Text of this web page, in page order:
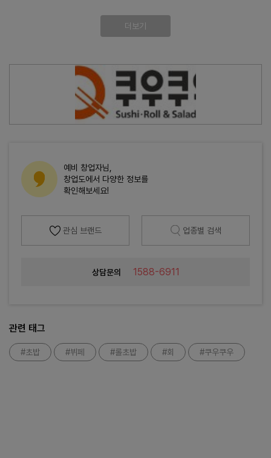
더보기
예비 창업자님,
창업도에서 다양한 정보를
확인해보세요!
관심 브랜드 업종별 검색
상담문의 1588-6911
관련 태그
#초밥 #뷔페 #롤초밥 #회 #쿠우쿠우